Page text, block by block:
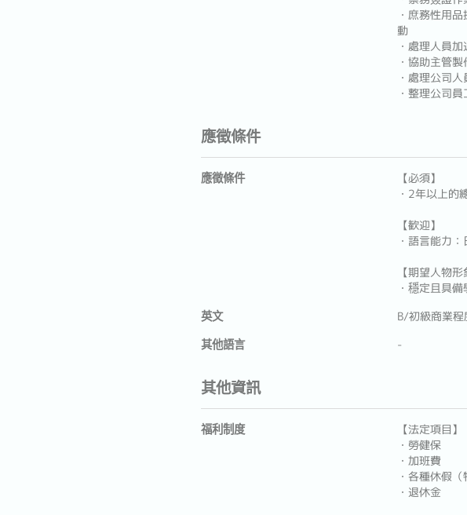
・庶務性用
動
・處理人員
・協助主管
・處理公司
・整理公司
應徵條件
應徵條件
【必須】
・2年以上的
【歓迎】
・語言能力
【期望人物形
・穩定且具
英文 B/初級商業程
其他語言 -
其他資訊
福利制度
【法定項目】
・勞健保
・加班費
・各種休假
・退休金